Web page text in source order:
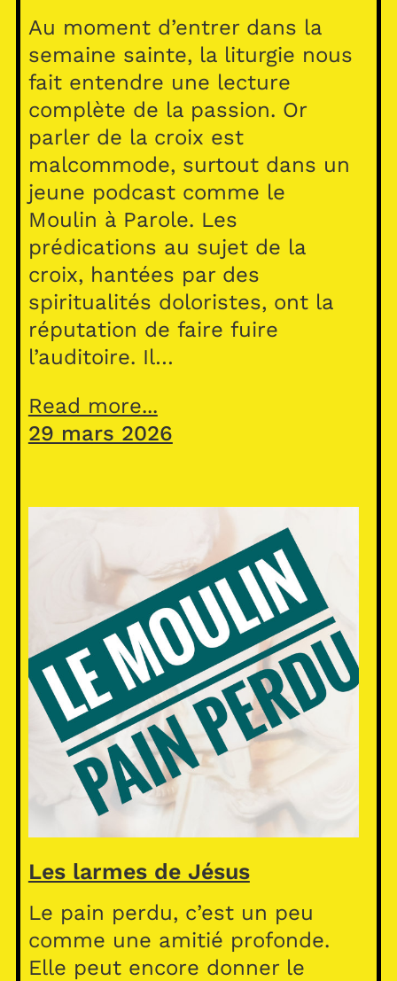
Au moment d’entrer dans la
semaine sainte, la liturgie nous
fait entendre une lecture
complète de la passion. Or
parler de la croix est
malcommode, surtout dans un
jeune podcast comme le
Moulin à Parole. Les
prédications au sujet de la
croix, hantées par des
spiritualités doloristes, ont la
réputation de faire fuire
l’auditoire. Il…
Read more...
29 mars 2026
Les larmes de Jésus
Le pain perdu, c’est un peu
comme une amitié profonde.
Elle peut encore donner le